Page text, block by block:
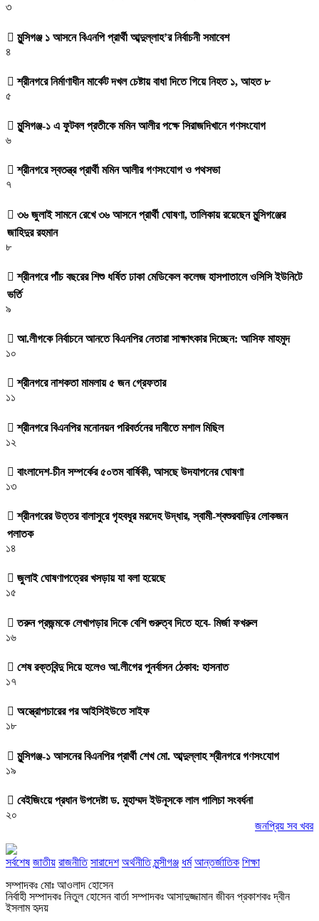
৩
মুন্সিগঞ্জ ১ আসনে বিএনপি প্রার্থী আব্দুল্লাহ’র নির্বাচনী সমাবেশ
৪
শ্রীনগরে নির্মাণাধীন মার্কেট দখল চেষ্টায় বাধা দিতে গিয়ে নিহত ১, আহত ৮
৫
মুন্সিগঞ্জ-১ এ ফুটবল প্রতীকে মমিন আলীর পক্ষে সিরাজদিখানে গণসংযোগ
৬
শ্রীনগরে স্বতন্ত্র প্রার্থী মমিন আলীর গণসংযোগ ও পথসভা
৭
৩৬ জুলাই সামনে রেখে ৩৬ আসনে প্রার্থী ঘোষণা, তালিকায় রয়েছেন মুন্সিগঞ্জের
জাহিদুর রহমান
৮
শ্রীনগরে পাঁচ বছরের শিশু ধর্ষিত ঢাকা মেডিকেল কলেজ হাসপাতালে ওসিসি ইউনিটে
ভর্তি
৯
আ.লীগকে নির্বাচনে আনতে বিএনপির নেতারা সাক্ষাৎকার দিচ্ছেন: আসিফ মাহমুদ
১০
শ্রীনগরে নাশকতা মামলায় ৫ জন গ্রেফতার
১১
শ্রীনগরে বিএনপির মনোনয়ন পরিবর্তনের দাবীতে মশাল মিছিল
১২
বাংলাদেশ-চীন সম্পর্কের ৫০তম বার্ষিকী, আসছে উদযাপনের ঘোষণা
১৩
শ্রীনগরের উত্তর বালাসুরে গৃহবধূর মরদেহ উদ্ধার, স্বামী-শ্বশুরবাড়ির লোকজন
পলাতক
১৪
জুলাই ঘোষণাপত্রের খসড়ায় যা বলা হয়েছে
১৫
তরুন প্রজন্মকে লেখাপড়ার দিকে বেশি গুরুত্ব দিতে হবে- মির্জা ফখরুল
১৬
শেষ রক্তবিন্দু দিয়ে হলেও আ.লীগের পুনর্বাসন ঠেকাব: হাসনাত
১৭
অস্ত্রোপচারের পর আইসিইউতে সাইফ
১৮
মুন্সিগঞ্জ-১ আসনের বিএনপির প্রার্থী শেখ মো. আব্দুল্লাহ শ্রীনগরে গণসংযোগ
১৯
বেইজিংয়ে প্রধান উপদেষ্টা ড. মুহাম্মদ ইউনূসকে লাল গালিচা সংবর্ধনা
২০
জনপ্রিয় সব খবর
সর্বশেষ জাতীয় রাজনীতি সারাদেশ অর্থনীতি মুন্সীগঞ্জ ধর্ম আন্তর্জাতিক শিক্ষা
সম্পাদকঃ মোঃ আওলাদ হোসেন
নির্বাহী সম্পাদকঃ নিতুল হোসেন বার্তা সম্পাদকঃ আসাদুজ্জামান জীবন প্রকাশকঃ দ্বীন
ইসলাম হৃদয়